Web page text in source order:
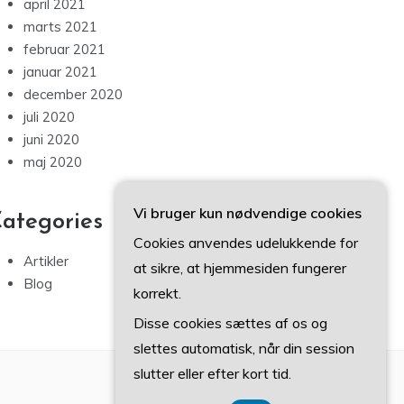
april 2021
marts 2021
februar 2021
januar 2021
december 2020
juli 2020
juni 2020
maj 2020
Artikler
Blog
Vi bruger kun nødvendige cookies
Cookies anvendes udelukkende for
at sikre, at hjemmesiden fungerer
korrekt.
Disse cookies sættes af os og
slettes automatisk, når din session
slutter eller efter kort tid.